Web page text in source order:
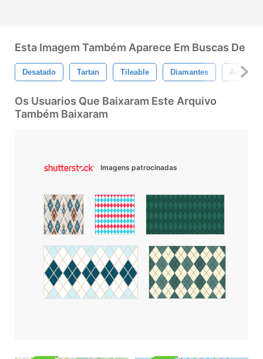
Esta Imagem Também Aparece Em Buscas De
Desatado Tartan Tileable Diamantes Argyle
Os Usuarios Que Baixaram Este Arquivo
Também Baixaram
Imagens patrocinadas